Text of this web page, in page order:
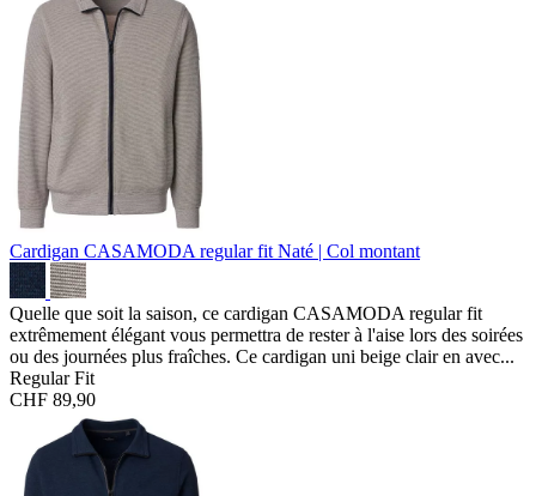
Cardigan CASAMODA regular fit Naté | Col montant
Quelle que soit la saison, ce cardigan CASAMODA regular fit
extrêmement élégant vous permettra de rester à l'aise lors des soirées
ou des journées plus fraîches. Ce cardigan uni beige clair en avec...
Regular Fit
CHF 89,90